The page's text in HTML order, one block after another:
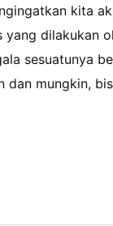
kita
dilakukan
sesuatunya
mungkin,